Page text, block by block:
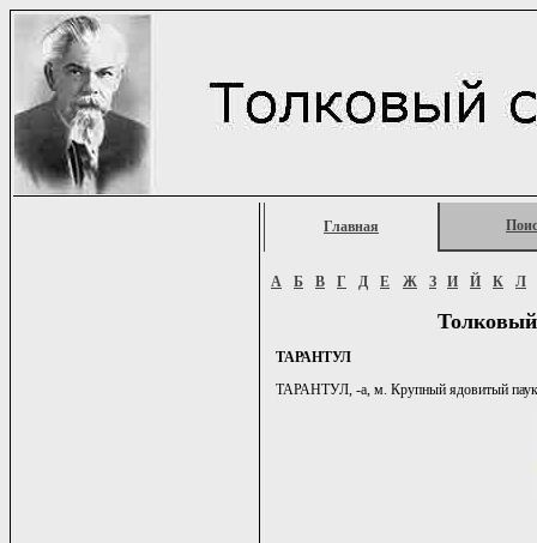
Главная
А Б В Г Д Е Ж З И Й К Л
ТАРАНТУЛ
ТАРАНТУЛ, -а, м. Крупный ядовитый